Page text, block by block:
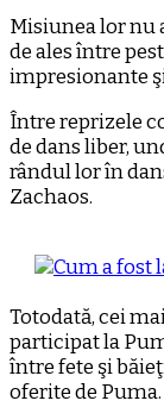
Misiunea lor nu
de ales între
impresionante
Între reprizele
de dans liber,
rândul lor în
Zachaos.
Totodată, cei
participat la
între fete şi
oferite de Puma.